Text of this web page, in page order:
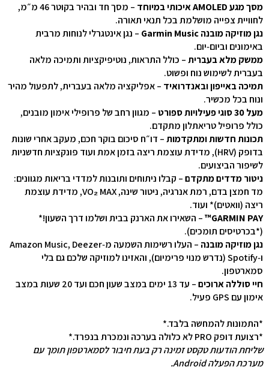
מסך מגע AMOLED איכותי במיוחד
– מסך חד ובהיר בקוטר 46 מ״מ,
לחוויית צפייה מושלמת בכל תנאי תאורה.
נגן מוזיקה מובנה Garmin Music
– נגן אינטגרלי לנוחות מרבית
באימונים וביום‑יום.
ממשק מלא בעברית– כולל התראות, נוטיפיקציות ותמיכה מלאה
בעברית לשימוש נוח ופשוט.
תמיכה באייפון ובאנדרואיד – אפליקציה מלאה בעברית, לתפעול מהיר
ונוח בכל מכשיר.
מעל 30 סוגי פעילויות ספורט
– מגוון רחב של פרופילי אימון מובנים,
כולל פרופיל טריאתלון מתקדם.
תכונות חדשות ומתקדמות– דו״ח סיכום בוקר חכם, מעקב אחרי שונות
בדופק (HRV), מדידת עוצמת ריצה בזמן אמת ועוד פונקציות חדשניות
לשיפור הביצועים.
ניטור מדדים מתקדם– קבלו ניתוחים ותובנות למדדי בריאות מגוונים:
מד חמצן בדם, רמת אנרגיה, ניטור שינה, VO₂ MAX, מדידת עוצמת
ריצה (וואטים)* ועוד.
GARMIN PAY™
– השאירו את הארנק בבית ושלמו דרך השעון!*
(*בכרטיסים תומכים).
נגן מוזיקה מובנה
– העלו רשימות השמעה מ‑Amazon Music, Deezer
ו‑Spotify (נדרש מנוי פרימיום), והאזינו למוזיקה שלכם גם בלי
סמארטפון.
חיי סוללה ארוכים
– עד 13 ימים במצב שעון חכם ועד 20 שעות במצב
אימון עם GPS פעיל.
*התמונות להמחשה בלבד.*
*רצועת דופק PRO לא כלולה בערכה ונמכרת בנפרד.*
שליחת הודעות טקסט זמינה רק בעת חיבור לסמארטפון תומך עם
מערכת הפעלה Android.